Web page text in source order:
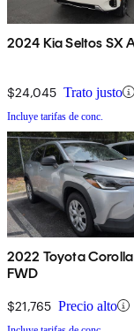
2024 Kia Seltos SX
$24,045 Trato justo
Incluye tarifas de conc.
2022 Toyota
FWD
$21,765 Precio alto